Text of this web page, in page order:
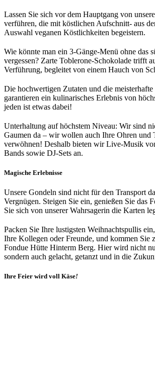
Lassen Sie sich vor dem Hauptgang von
verführen, die mit köstlichen Aufschnitt- aus
Auswahl veganen Köstlichkeiten begeistern.
Wie könnte man ein 3-Gänge-Menü ohne das
vergessen? Zarte Toblerone-Schokolade trifft
Verführung, begleitet von einem Hauch von
Die hochwertigen Zutaten und die
garantieren ein kulinarisches Erlebnis von
jeden ist etwas dabei!
Unterhaltung auf höchstem Niveau: Wir sind
Gaumen da – wir wollen auch Ihre Ohren und
verwöhnen! Deshalb bieten wir Live-Musik
Bands sowie DJ-Sets an.
Magische Erlebnisse
Unsere Gondeln sind nicht für den Transport
Vergnügen. Steigen Sie ein, genießen Sie das
Sie sich von unserer Wahrsagerin die Karten
Packen Sie Ihre lustigsten Weihnachtspullis
Ihre Kollegen oder Freunde, und kommen Sie
Fondue Hütte Hinterm Berg. Hier wird nicht
sondern auch gelacht, getanzt und in die
Ihre Feier wird voll Käse!